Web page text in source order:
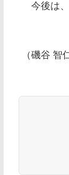
今後は、
（磯谷 智